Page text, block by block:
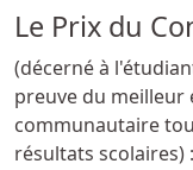
Le Prix du
(décerné à
preuve du
communautaire
résultats scolaires) :